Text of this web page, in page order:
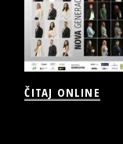
ČITAJ ONLINE